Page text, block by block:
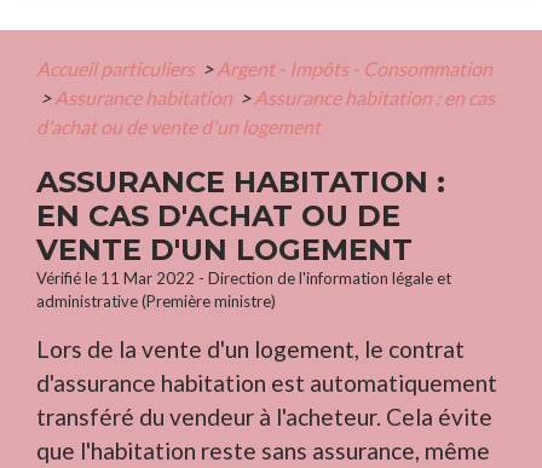
Accueil particuliers > Argent - Impôts - Consommation
> Assurance habitation > Assurance habitation : en cas
d'achat ou de vente d'un logement
ASSURANCE HABITATION :
EN CAS D'ACHAT OU DE
VENTE D'UN LOGEMENT
Vérifié le 11 Mar 2022 - Direction de l'information légale et
administrative (Première ministre)
Lors de la vente d'un logement, le contrat
d'assurance habitation est automatiquement
transféré du vendeur à l'acheteur. Cela évite
que l'habitation reste sans assurance, même